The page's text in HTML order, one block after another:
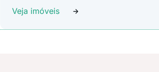
Veja imóveis